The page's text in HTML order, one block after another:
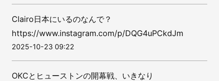
Clairo日本にいるのなんで？
https://www.instagram.com/p/DQG4uPCkdJm
2025-10-23 09:22
OKCとヒューストンの開幕戦、いきなり